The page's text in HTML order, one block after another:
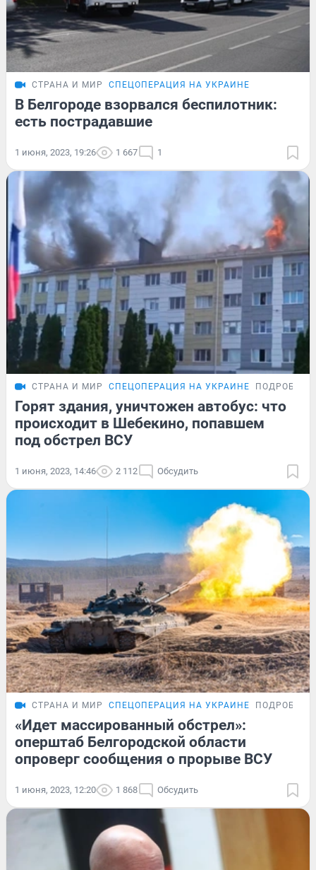
СТРАНА И МИР СПЕЦОПЕРАЦИЯ НА УКРАИНЕ
В Белгороде взорвался беспилотник:
есть пострадавшие
1 июня, 2023, 19:26 1 667 1
СТРАНА И МИР СПЕЦОПЕРАЦИЯ НА УКРАИНЕ
Горят здания, уничтожен автобус: что
происходит в Шебекино, попавшем
под обстрел ВСУ
1 июня, 2023, 14:46 2 112 Обсудить
СТРАНА И МИР СПЕЦОПЕРАЦИЯ НА УКРАИНЕ
«Идет массированный обстрел»:
оперштаб Белгородской области
опроверг сообщения о прорыве ВСУ
1 июня, 2023, 12:20 1 868 Обсудить